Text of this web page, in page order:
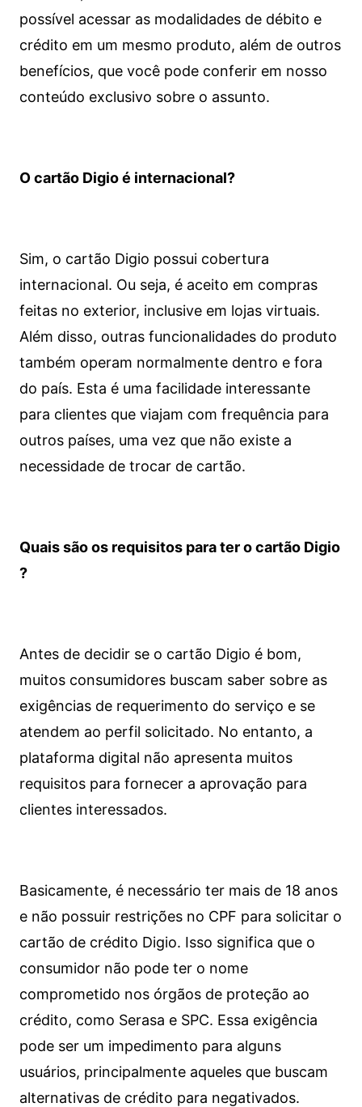
possível acessar as modalidades de débito e
crédito em um mesmo produto, além de outros
benefícios, que você pode conferir em nosso
conteúdo exclusivo sobre o assunto.
O cartão Digio é internacional?
Sim, o cartão Digio possui cobertura
internacional. Ou seja, é aceito em compras
feitas no exterior, inclusive em lojas virtuais.
Além disso, outras funcionalidades do produto
também operam normalmente dentro e fora
do país. Esta é uma facilidade interessante
para clientes que viajam com frequência para
outros países, uma vez que não existe a
necessidade de trocar de cartão.
Quais são os requisitos para ter o cartão Digio
?
Antes de decidir se o cartão Digio é bom,
muitos consumidores buscam saber sobre as
exigências de requerimento do serviço e se
atendem ao perfil solicitado. No entanto, a
plataforma digital não apresenta muitos
requisitos para fornecer a aprovação para
clientes interessados.
Basicamente, é necessário ter mais de 18 anos
e não possuir restrições no CPF para solicitar o
cartão de crédito Digio. Isso significa que o
consumidor não pode ter o nome
comprometido nos órgãos de proteção ao
crédito, como Serasa e SPC. Essa exigência
pode ser um impedimento para alguns
usuários, principalmente aqueles que buscam
alternativas de crédito para negativados.